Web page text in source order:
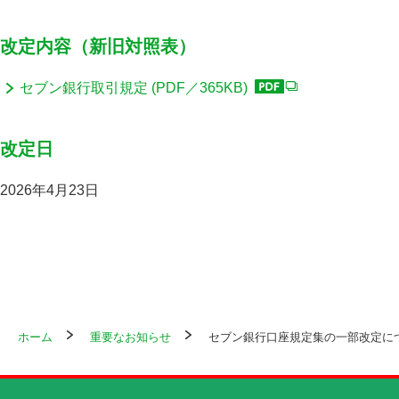
改定内容（新旧対照表）
セブン銀行取引規定 (PDF／365KB)
改定日
2026年4月23日
ホーム 重要なお知らせ セブン銀行口座規定集の一部改定に